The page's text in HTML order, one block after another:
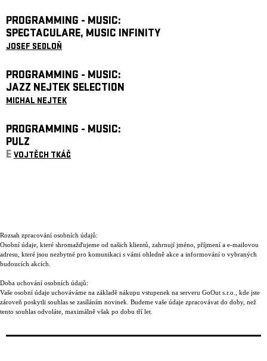
PROGRAMMING - MUSIC:
SPECTACULARE, MUSIC INFINITY
JOSEF SEDLOŇ
PROGRAMMING - MUSIC:
JAZZ NEJTEK SELECTION
MICHAL NEJTEK
PROGRAMMING - MUSIC:
PULZ
E VOJTĚCH TKÁČ
Rozsah zpracování osobních údajů:
Osobní údaje, které shromažďujeme od našich klientů, zahrnují jméno, příjmení a e-mailovou
adresu, které jsou nezbytné pro komunikaci s vámi ohledně akce a informování o vybraných
budoucích akcích.
Doba uchování osobních údajů:
Vaše osobní údaje uchováváme na základě nákupu vstupenek na serveru GoOut s.r.o., kde jste
zároveň poskytli souhlas se zasíláním novinek. Budeme vaše údaje zpracovávat do doby, než
tento souhlas odvoláte, maximálně však po dobu tří let.